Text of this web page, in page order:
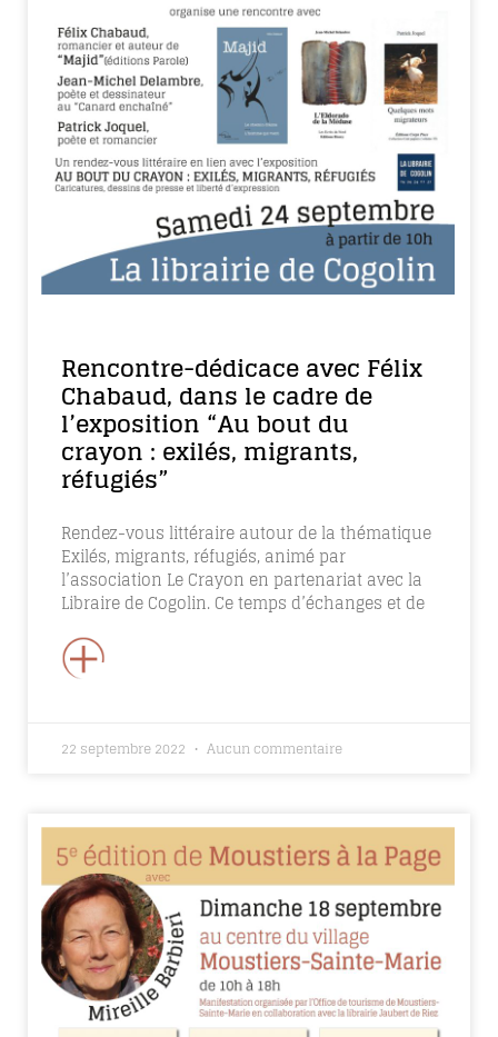
Rencontre-dédicace avec Félix
Chabaud, dans le cadre de
l’exposition “Au bout du
crayon : exilés, migrants,
réfugiés”
Rendez-vous littéraire autour de la thématique
Exilés, migrants, réfugiés, animé par
l’association Le Crayon en partenariat avec la
Libraire de Cogolin. Ce temps d’échanges et de
+
22 septembre 2022 Aucun commentaire